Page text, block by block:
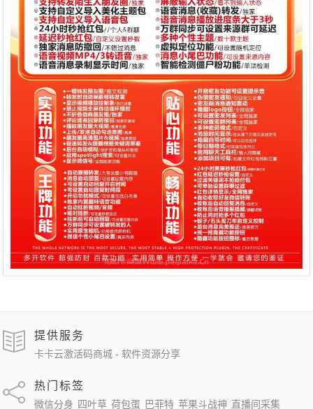
提供服务
卡卡云激活码商城 - 软件资源分享
热门标签
微信分身 四叶草 荷包蛋 巴菲特 苹果斗战神 直播间采集